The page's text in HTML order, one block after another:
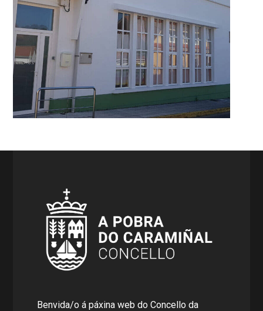
Benvida/o á páxina web do Concello da